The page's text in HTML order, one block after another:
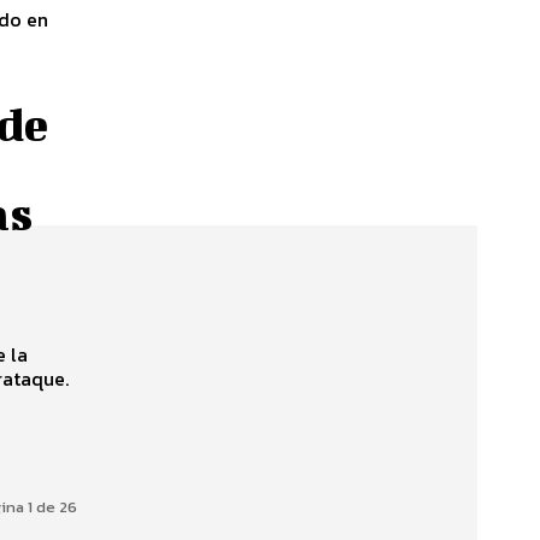
en
la
1 de 26